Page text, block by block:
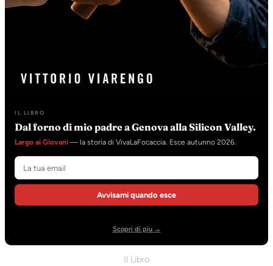
IL LIBRO
Dal forno di mio padre a Genova alla Silicon Valley.
Largo ai Giovani — la storia di VivaLaFocaccia. Esce autunno 2026.
Avvisami quando esce
Scopri di piu →
Il Libro